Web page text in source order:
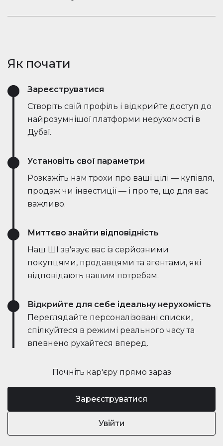
швидшими та ефективнішими, ніж будь-коли.
запитання, діліться оголошеннями та отримуйте
одному місці.
Як почати
Почніть кар'єру прямо зараз
Зареєструватися
Увійти
Зареєструватися
Створіть свій профіль і відкрийте доступ до
найрозумнішої платформи нерухомості в
Дубаї.
Установіть свої параметри
Розкажіть нам трохи про ваші цілі — купівля,
продаж чи інвестиції — і про те, що для вас
важливо.
Миттєво знайти відповідність
Наш ШІ зв'язує вас із серйозними
покупцями, продавцями та агентами, які
відповідають вашим потребам.
Відкрийте для себе ідеальну нерухомість
Переглядайте персоналізовані списки,
спілкуйтеся в режимі реального часу та
впевнено рухайтеся вперед.